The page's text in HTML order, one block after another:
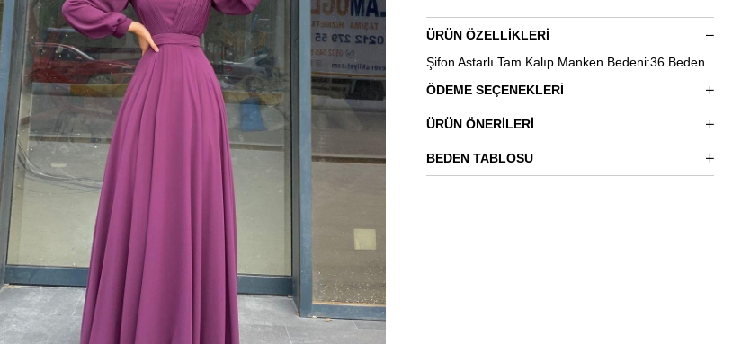
ÜRÜN ÖZELLIKLERI
Şifon Astarlı Tam Kalıp Manken Bedeni:36 Beden
ÖDEME SEÇENEKLERI
ÜRÜN ÖNERILERI
BEDEN TABLOSU